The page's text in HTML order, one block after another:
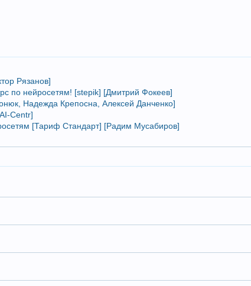
Рязанов]
по нейросетям! [stepik] [Дмитрий Фокеев]
Надежда Крепосна, Алексей Данченко]
Centr]
[Тариф Стандарт] [Радим Мусабиров]